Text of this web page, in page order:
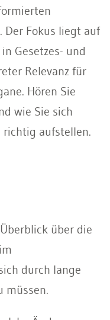
Der Fokus liegt auf
Gesetzes- und
Relevanz für
Hören Sie
wie Sie sich
aufstellen.
über die
durch lange
müssen.